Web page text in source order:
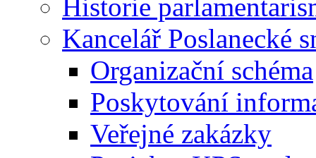
Historie
Kancelář Poslanecké
Organizační schéma
Poskytování
Veřejné zakázky